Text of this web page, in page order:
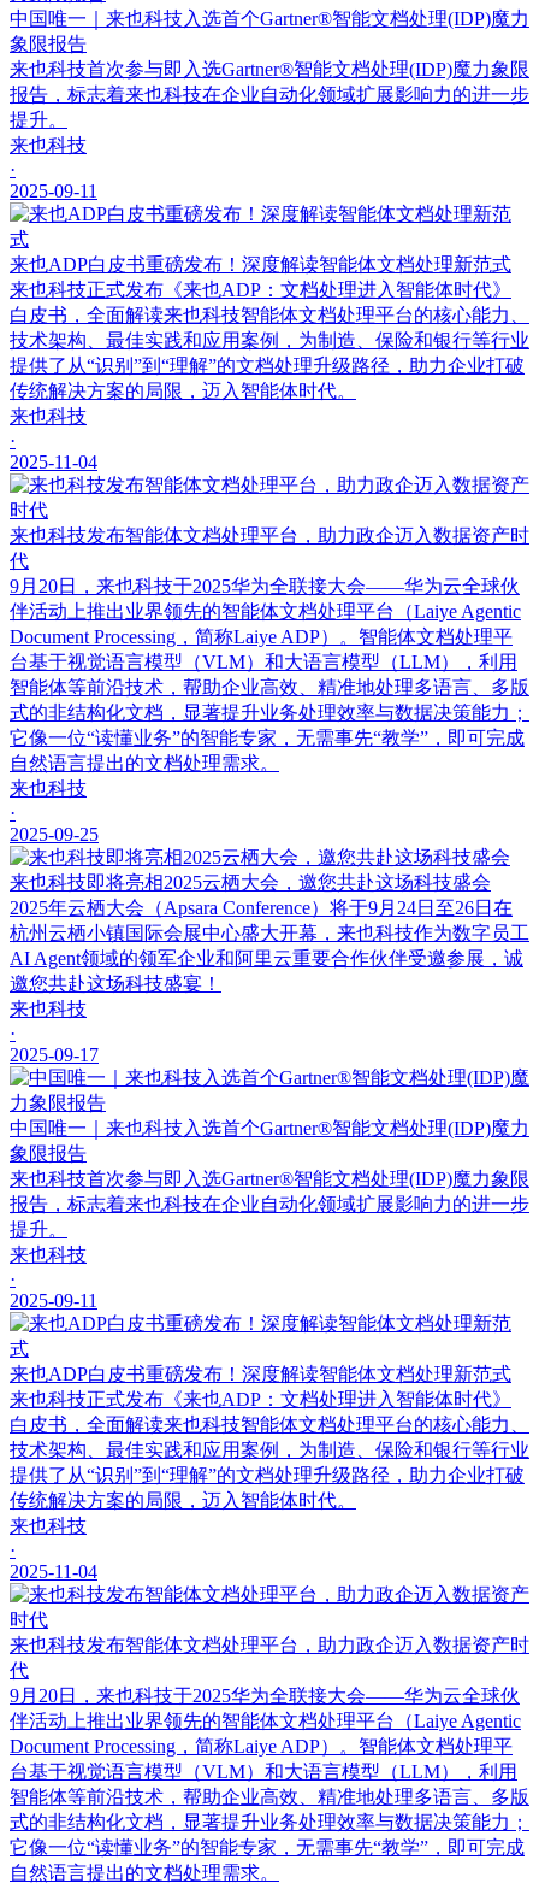
中国唯一｜来也科技入选首个Gartner®智能文档处理(IDP)魔力
象限报告
来也科技首次参与即入选Gartner®智能文档处理(IDP)魔力象限
报告，标志着来也科技在企业自动化领域扩展影响力的进一步
提升。
来也科技
·
2025-09-11
来也ADP白皮书重磅发布！深度解读智能体文档处理新范式
来也科技正式发布《来也ADP：文档处理进入智能体时代》
白皮书，全面解读来也科技智能体文档处理平台的核心能力、
技术架构、最佳实践和应用案例，为制造、保险和银行等行业
提供了从“识别”到“理解”的文档处理升级路径，助力企业打破
传统解决方案的局限，迈入智能体时代。
来也科技
·
2025-11-04
来也科技发布智能体文档处理平台，助力政企迈入数据资产时
代
9月20日，来也科技于2025华为全联接大会——华为云全球伙
伴活动上推出业界领先的智能体文档处理平台（Laiye Agentic
Document Processing，简称Laiye ADP）。智能体文档处理平
台基于视觉语言模型（VLM）和大语言模型（LLM），利用
智能体等前沿技术，帮助企业高效、精准地处理多语言、多版
式的非结构化文档，显著提升业务处理效率与数据决策能力；
它像一位“读懂业务”的智能专家，无需事先“教学”，即可完成
自然语言提出的文档处理需求。
来也科技
·
2025-09-25
来也科技即将亮相2025云栖大会，邀您共赴这场科技盛会
2025年云栖大会（Apsara Conference）将于9月24日至26日在
杭州云栖小镇国际会展中心盛大开幕，来也科技作为数字员工
AI Agent领域的领军企业和阿里云重要合作伙伴受邀参展，诚
邀您共赴这场科技盛宴！
来也科技
·
2025-09-17
中国唯一｜来也科技入选首个Gartner®智能文档处理(IDP)魔力
象限报告
来也科技首次参与即入选Gartner®智能文档处理(IDP)魔力象限
报告，标志着来也科技在企业自动化领域扩展影响力的进一步
提升。
来也科技
·
2025-09-11
来也ADP白皮书重磅发布！深度解读智能体文档处理新范式
来也科技正式发布《来也ADP：文档处理进入智能体时代》
白皮书，全面解读来也科技智能体文档处理平台的核心能力、
技术架构、最佳实践和应用案例，为制造、保险和银行等行业
提供了从“识别”到“理解”的文档处理升级路径，助力企业打破
传统解决方案的局限，迈入智能体时代。
来也科技
·
2025-11-04
来也科技发布智能体文档处理平台，助力政企迈入数据资产时
代
9月20日，来也科技于2025华为全联接大会——华为云全球伙
伴活动上推出业界领先的智能体文档处理平台（Laiye Agentic
Document Processing，简称Laiye ADP）。智能体文档处理平
台基于视觉语言模型（VLM）和大语言模型（LLM），利用
智能体等前沿技术，帮助企业高效、精准地处理多语言、多版
式的非结构化文档，显著提升业务处理效率与数据决策能力；
它像一位“读懂业务”的智能专家，无需事先“教学”，即可完成
自然语言提出的文档处理需求。